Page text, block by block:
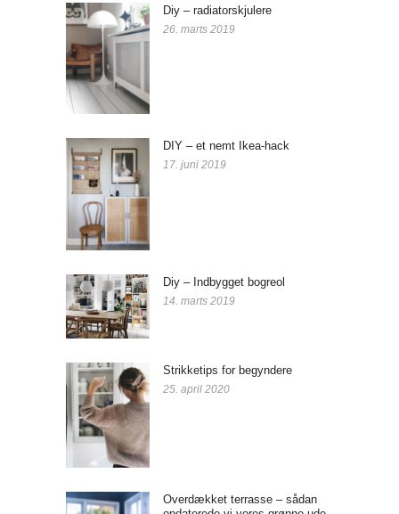
Diy – radiatorskjulere
26. marts 2019
DIY – et nemt Ikea-hack
17. juni 2019
Diy – Indbygget bogreol
14. marts 2019
Strikketips for begyndere
25. april 2020
Overdækket terrasse – sådan